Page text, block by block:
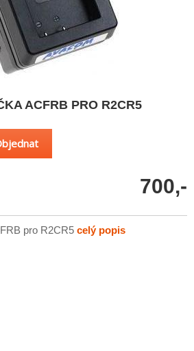
ACFRB PRO R2CR5
700,-
pro R2CR5 celý popis